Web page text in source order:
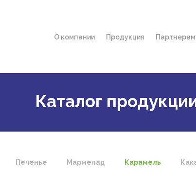
О компании Продукция Партнерам
Каталог
Печенье Мармелад Карамель